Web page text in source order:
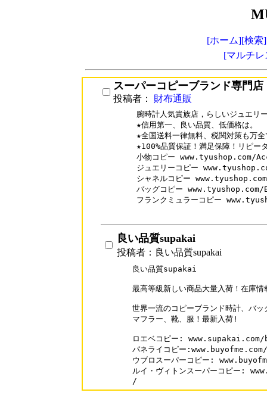
[ホーム][検索]
[マルチ
スーパーコピーブランド専門店
投稿者： 財布通販
腕時計人気貴族店，らしいジュエリ
★信用第一、良い品質、低価格は。
★全国送料一律無料、税関対策も万全
★100%品質保証！満足保障！リピー
小物コピー www.tyushop.com/
ジュエリーコピー
シャネルコピー
バッグコピー www.tyushop.com/
フランクミュラーコピー
良い品質supakai
投稿者：良い品質supakai
良い品質supakai
最高等級新しい商品大量入荷！在
世界一流のコピーブランド時計、バ
マフラー、靴、服！最新入荷!
ロエベコピー:
パネライコピー
ウブロスーパーコピー:
ルイ・ヴィトンスーパーコピー:
/